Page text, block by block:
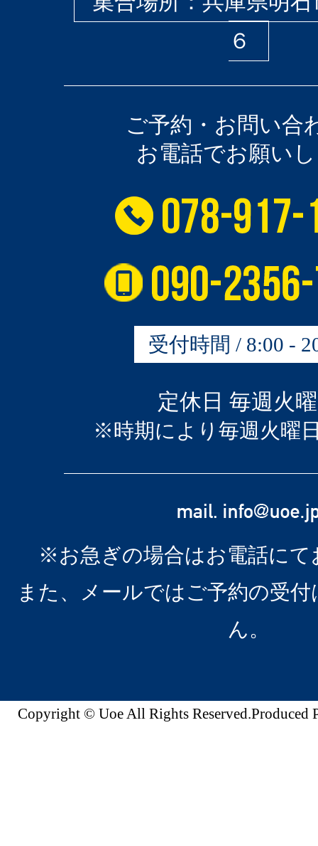
６
ご予約・お問い合
お電話でお願い
受付時間 / 8:00 -
定休日 毎週火
※時期により毎週火曜
※お急ぎの場合はお電話にて
また、メールではご予約の受
ん。
Copyright © Uoe All Rights Reserved.Produced